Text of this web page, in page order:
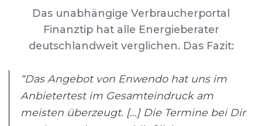
Das unabhängige Verbraucherportal
Finanztip hat alle Energieberater
deutschlandweit verglichen. Das Fazit:
“Das Angebot von Enwendo hat uns im
Anbietertest im Gesamteindruck am
meisten überzeugt. [...] Die Termine bei Dir